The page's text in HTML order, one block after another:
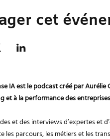
cet
IA est le podcast créé par Aurélie
et à la performance des
et des interviews d’expertes et
les parcours, les métiers et les